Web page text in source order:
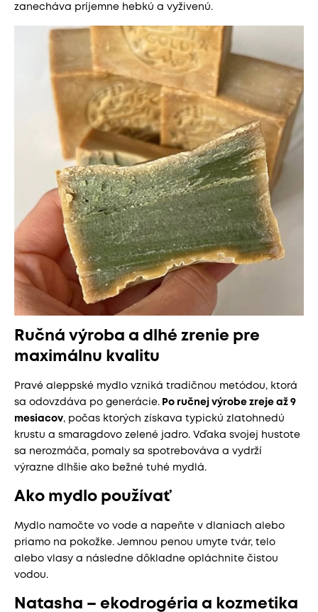
zanecháva príjemne hebkú a vyživenú.
Ručná výroba a dlhé zrenie pre
maximálnu kvalitu
Pravé aleppské mydlo vzniká tradičnou metódou, ktorá
sa odovzdáva po generácie. Po ručnej výrobe zreje až 9
mesiacov, počas ktorých získava typickú zlatohnedú
krustu a smaragdovo zelené jadro. Vďaka svojej hustote
sa nerozmáča, pomaly sa spotrebováva a vydrží
výrazne dlhšie ako bežné tuhé mydlá.
Ako mydlo používať
Mydlo namočte vo vode a napeňte v dlaniach alebo
priamo na pokožke. Jemnou penou umyte tvár, telo
alebo vlasy a následne dôkladne opláchnite čistou
vodou.
Natasha – ekodrogéria a kozmetika